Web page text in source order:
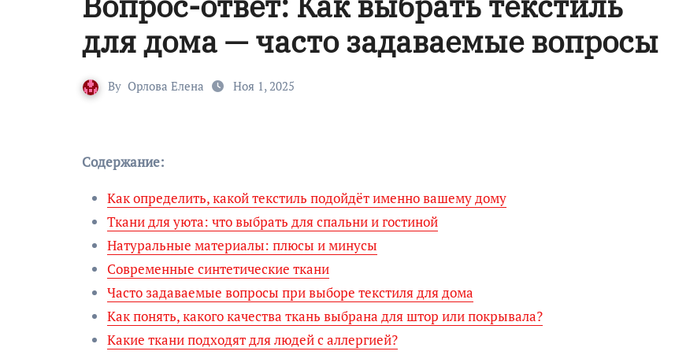
для дома — часто задаваемые вопросы
By Орлова Елена Ноя 1, 2025
Содержание:
Как определить, какой текстиль подойдёт именно вашему дому
Ткани для уюта: что выбрать для спальни и гостиной
Натуральные материалы: плюсы и минусы
Современные синтетические ткани
Часто задаваемые вопросы при выборе текстиля для дома
Как понять, какого качества ткань выбрана для штор или покрывала?
Какие ткани подходят для людей с аллергией?